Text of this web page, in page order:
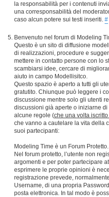
la responsabilità per i contenuti
una corresponsabilità del
caso alcun potere sui testi inseriti. #
Benvenuto nel forum di Modeling
Questo è un sito di diffusione
di realizzazioni, procedure e
mettere in contatto persone con lo
scambiarsi idee, cercare di
aiuto in campo Modellisitco.
Questo spazio è aperto a tutti gli
gratutito. Chiunque può leggere i
discussione mentre solo gli utenti
discussioni già aperte o iniziarne di
alcune regole (che una volta
che vanno a cautelare la vita della
suoi partecipanti:
Modeling Time è un Forum Protetto.
Nel forum protetto, l’utente non
argomenti e per poter partecipare
esprimere le proprie opinioni è
registrazione prevede,
Username, di una propria
posta elettronica. In tal modo è